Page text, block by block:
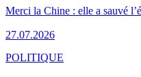
Merci la Chine : elle a sauvé
27.07.2026
POLITIQUE